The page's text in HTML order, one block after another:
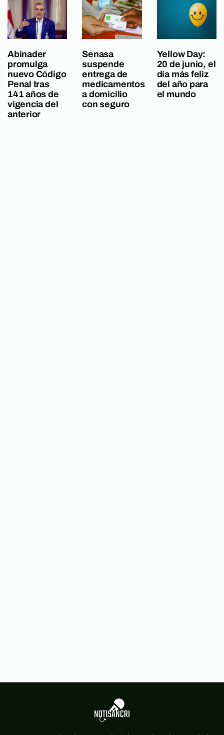
Abinader
promulga
nuevo Código
Penal tras
141 años de
vigencia del
anterior
Senasa
suspende
entrega de
medicamentos
a domicilio
con seguro
Yellow Day:
20 de junio, el
día más feliz
del año para
el mundo